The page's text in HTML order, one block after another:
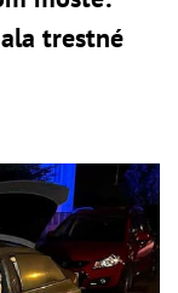
trestné